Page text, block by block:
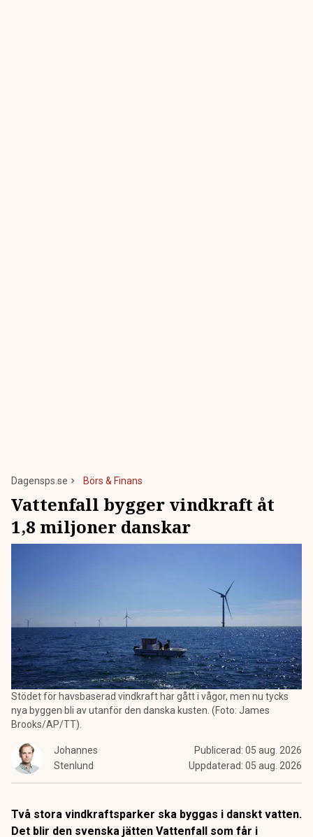
Dagensps.se Börs & Finans
Vattenfall bygger vindkraft åt
1,8 miljoner danskar
Stödet för havsbaserad vindkraft har gått i vågor, men nu tycks
nya byggen bli av utanför den danska kusten. (Foto: James
Brooks/AP/TT).
Johannes
Stenlund
Publicerad: 05 aug. 2026
Uppdaterad: 05 aug. 2026
Två stora vindkraftsparker ska byggas i danskt vatten.
Det blir den svenska jätten Vattenfall som får i